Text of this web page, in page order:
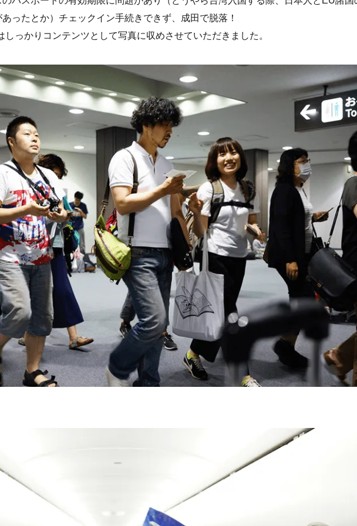
ったとか）チェックイン手続きできず、成田で脱落！
っかりコンテンツとして写真に収めさせていただきました。